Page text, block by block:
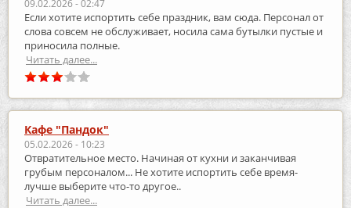
09.02.2026 - 02:47
Если хотите испортить себе праздник, вам сюда. Персонал от
слова совсем не обслуживает, носила сама бутылки пустые и
приносила полные.
Читать далее...
Кафе "Пандок"
05.02.2026 - 10:23
Отвратительное место. Начиная от кухни и заканчивая
грубым персоналом... Не хотите испортить себе время-
лучше выберите что-то другое..
Читать далее...